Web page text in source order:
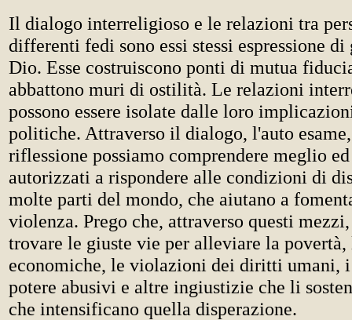
Il dialogo interreligioso e le relazioni tra
differenti fedi sono essi stessi espressione
Dio. Esse costruiscono ponti di mutua
abbattono muri di ostilità. Le relazioni
possono essere isolate dalle loro
politiche. Attraverso il dialogo, l'auto
riflessione possiamo comprendere meglio ed
autorizzati a rispondere alle condizioni di
molte parti del mondo, che aiutano a
violenza. Prego che, attraverso questi
trovare le giuste vie per alleviare la
economiche, le violazioni dei diritti umani,
potere abusivi e altre ingiustizie che li
che intensificano quella disperazione.